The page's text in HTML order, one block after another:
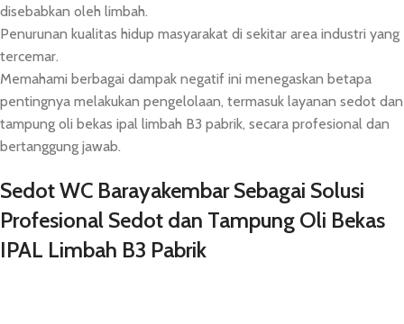
disebabkan oleh limbah.
Penurunan kualitas hidup masyarakat di sekitar area industri yang
tercemar.
Memahami berbagai dampak negatif ini menegaskan betapa
pentingnya melakukan pengelolaan, termasuk layanan sedot dan
tampung oli bekas ipal limbah B3 pabrik, secara profesional dan
bertanggung jawab.
Sedot WC Barayakembar Sebagai Solusi
Profesional Sedot dan Tampung Oli Bekas
IPAL Limbah B3 Pabrik